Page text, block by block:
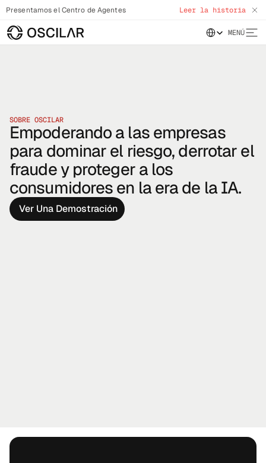
Presentamos el Centro de Agentes Leer la historia
Select Language
MENÚ
SOBRE OSCILAR
Empoderando a las empresas
para dominar el riesgo, derrotar el
fraude y proteger a los
consumidores en la era de la IA.
Ver Una Demostración